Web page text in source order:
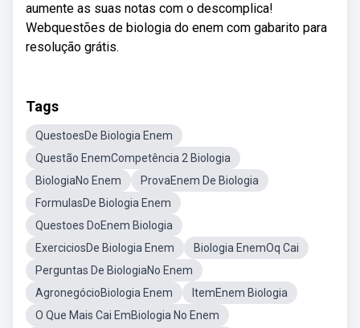
aumente as suas notas com o descomplica!
Webquestões de biologia do enem com gabarito para
resolução grátis.
Tags
QuestoesDe Biologia Enem
Questão EnemCompetência 2 Biologia
BiologiaNo Enem
ProvaEnem De Biologia
FormulasDe Biologia Enem
Questoes DoEnem Biologia
ExerciciosDe Biologia Enem
Biologia EnemOq Cai
Perguntas De BiologiaNo Enem
AgronegócioBiologia Enem
ItemEnem Biologia
O Que Mais Cai EmBiologia No Enem